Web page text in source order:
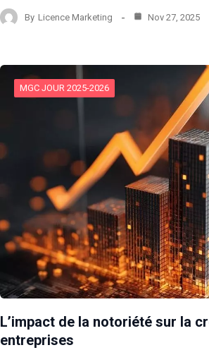
By Licence Marketing Nov 27, 2025
MGC JOUR 2025-2026
L’impact de la notoriété sur la
entreprises